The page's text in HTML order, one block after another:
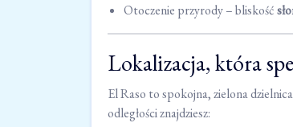
Otoczenie przyrody – bliskość
Lokalizacja, która
El Raso to spokojna, zielona
odległości znajdziesz: